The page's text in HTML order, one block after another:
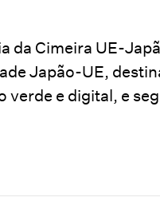
da Cimeira UE-
Japão-UE,
e digital, e